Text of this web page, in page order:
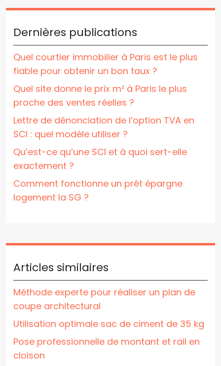
Dernières publications
Quel courtier immobilier à Paris est le plus
fiable pour obtenir un bon taux ?
Quel site donne le prix m² à Paris le plus
proche des ventes réelles ?
Lettre de dénonciation de l’option TVA en
SCI : quel modèle utiliser ?
Qu’est-ce qu’une SCI et à quoi sert-elle
exactement ?
Comment fonctionne un prêt épargne
logement la SG ?
Articles similaires
Méthode experte pour réaliser un plan de
coupe architectural
Utilisation optimale sac de ciment de 35 kg
Pose professionnelle de montant et rail en
cloison